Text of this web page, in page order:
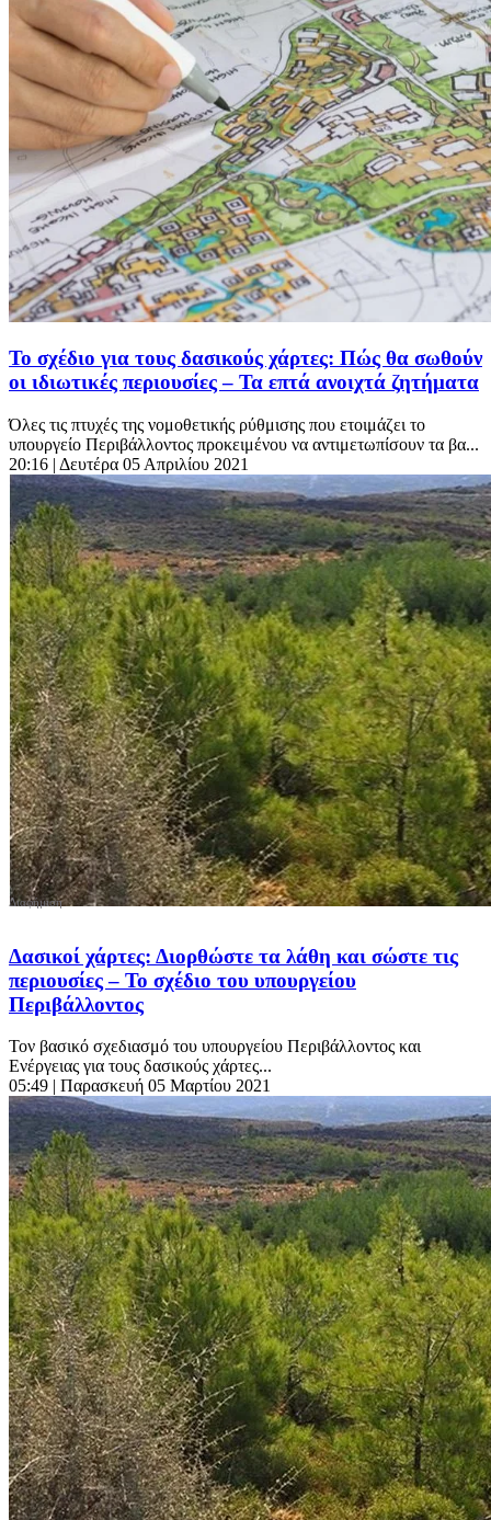
Το σχέδιο για τους δασικούς χάρτες: Πώς θα σωθούν
οι ιδιωτικές περιουσίες – Τα επτά ανοιχτά ζητήματα
Όλες τις πτυχές της νομοθετικής ρύθμισης που ετοιμάζει το
υπουργείο Περιβάλλοντος προκειμένου να αντιμετωπίσουν τα βα...
20:16 | Δευτέρα 05 Απριλίου 2021
Δασικοί χάρτες: Διορθώστε τα λάθη και σώστε τις
περιουσίες – Το σχέδιο του υπουργείου
Περιβάλλοντος
Τον βασικό σχεδιασμό του υπουργείου Περιβάλλοντος και
Ενέργειας για τους δασικούς χάρτες...
05:49 | Παρασκευή 05 Μαρτίου 2021